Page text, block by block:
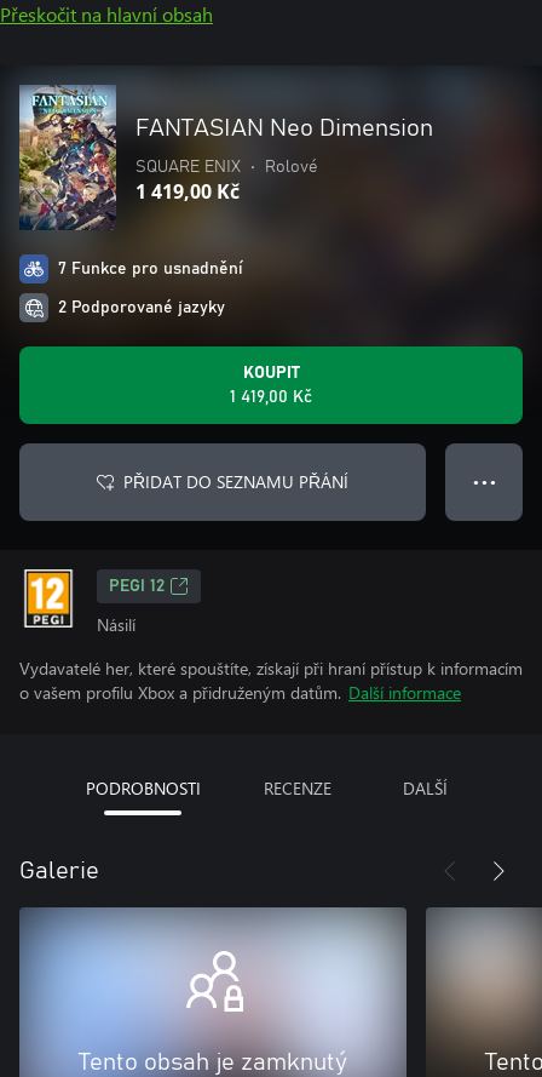
Přeskočit na hlavní obsah
FANTASIAN Neo Dimension
SQUARE ENIX • Rolové
1 419,00 Kč
7 Funkce pro usnadnění
2 Podporované jazyky
KOUPIT
1 419,00 Kč
PŘIDAT DO SEZNAMU PŘÁNÍ ● ● ●
PEGI 12
Násilí
Vydavatelé her, které spouštíte, získají při hraní přístup k informacím
o vašem profilu Xbox a přidruženým datům. Další informace
PODROBNOSTI RECENZE DALŠÍ
Galerie
Tento obsah je zamknutý